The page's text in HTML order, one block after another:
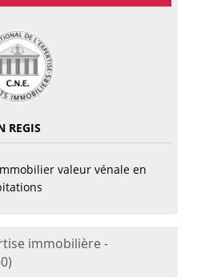
REGIS
valeur vénale en
immobilière -